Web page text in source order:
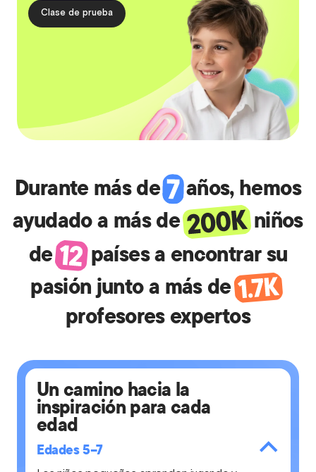
Clase de prueba
Durante más de
años, hemos
ayudado a más de
niños
de
países a encontrar su
pasión junto a más de
profesores expertos
Un camino hacia la
inspiración para cada
edad
Edades 5–7